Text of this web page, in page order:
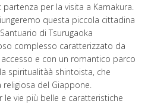
per la visita a Kamakura.
questa piccola cittadina
di Tsurugaoka
complesso caratterizzato da
e con un romantico parco
spiritualitàà shintoista, che
del Giappone.
le vie più belle e caratteristiche